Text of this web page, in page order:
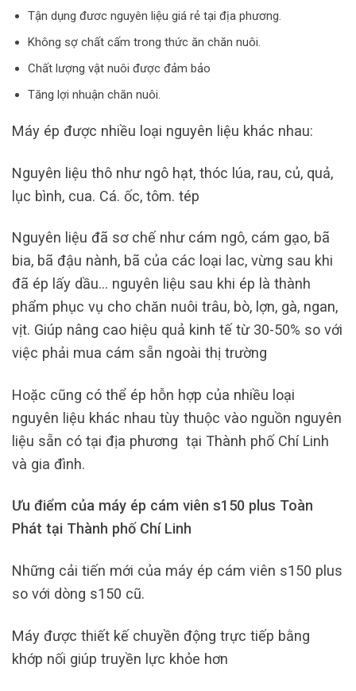
Tận dụng đươc nguyên liệu giá rẻ tại địa phương.
Không sợ chất cấm trong thức ăn chăn nuôi.
Chất lượng vật nuôi được đảm bảo
Tăng lợi nhuận chăn nuôi.
Máy ép được nhiều loại nguyên liệu khác nhau:
Nguyên liệu thô như ngô hạt, thóc lúa, rau, củ, quả,
lục bình, cua. Cá. ốc, tôm. tép
Nguyên liệu đã sơ chế như cám ngô, cám gạo, bã
bia, bã đậu nành, bã của các loại lac, vừng sau khi
đã ép lấy dầu… nguyên liệu sau khi ép là thành
phẩm phục vụ cho chăn nuôi trâu, bò, lợn, gà, ngan,
vịt. Giúp nâng cao hiệu quả kinh tế từ 30-50% so với
việc phải mua cám sẵn ngoài thị trường
Hoặc cũng có thể ép hỗn hợp của nhiều loại
nguyên liệu khác nhau tùy thuộc vào nguồn nguyên
liệu sẵn có tại địa phương tại Thành phố Chí Linh
và gia đình.
Ưu điểm của máy ép cám viên s150 plus Toàn
Phát tại Thành phố Chí Linh
Những cải tiến mới của máy ép cám viên s150 plus
so với dòng s150 cũ.
Máy được thiết kế chuyền động trực tiếp bằng
khớp nối giúp truyền lực khỏe hơn